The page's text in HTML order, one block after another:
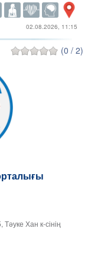
02.08.2026, 11:15
(0 / 2)
Хан к-сінің